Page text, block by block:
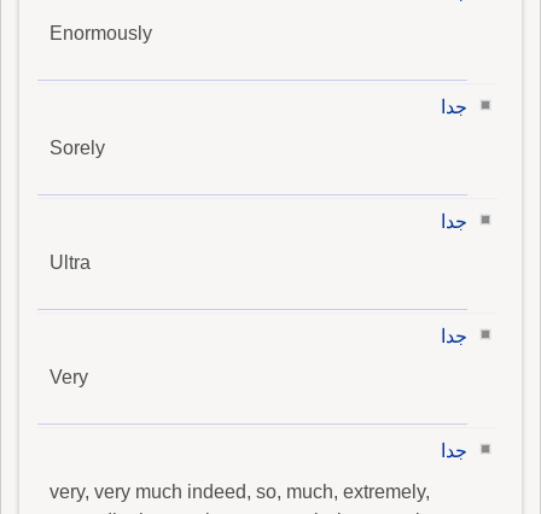
Enormously
جدا
Sorely
جدا
Ultra
جدا
Very
جدا
very, very much indeed, so, much, extremely,